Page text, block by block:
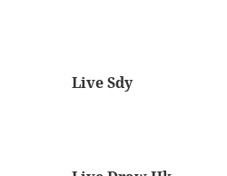
Live Sdy